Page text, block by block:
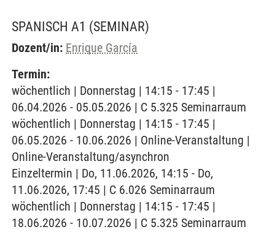
SPANISCH A1 (SEMINAR)
Dozent/in: Enrique García
Termin:
wöchentlich | Donnerstag | 14:15 - 17:45 |
06.04.2026 - 05.05.2026 | C 5.325 Seminarraum
wöchentlich | Donnerstag | 14:15 - 17:45 |
06.05.2026 - 10.06.2026 | Online-Veranstaltung |
Online-Veranstaltung/asynchron
Einzeltermin | Do, 11.06.2026, 14:15 - Do,
11.06.2026, 17:45 | C 6.026 Seminarraum
wöchentlich | Donnerstag | 14:15 - 17:45 |
18.06.2026 - 10.07.2026 | C 5.325 Seminarraum